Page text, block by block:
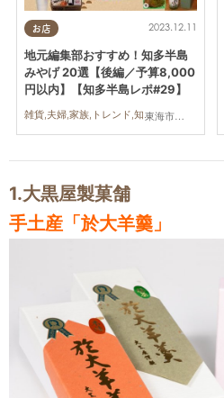
お店
東海市,大府市,知多市,東浦町,阿久比町,半田市,常滑市,武豊町,美浜町,南知多町
2023.12.11
地元編集部おすすめ！知多半島
みやげ 20選【後編／予算8,000
円以内】【知多半島レポ#29】
雑貨,夫婦,家族,トレンド,知多半島レポ
1.大黒屋製菓舗
手土産「於大羊羹 」